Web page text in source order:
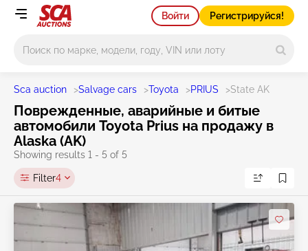
Войти Регистрируйся!
Sca auction >Salvage cars >Toyota >PRIUS >State AK
Поврежденные, аварийные и битые
автомобили Toyota Prius на продажу в
Alaska (AK)
Showing results 1 - 5 of 5
Filter4